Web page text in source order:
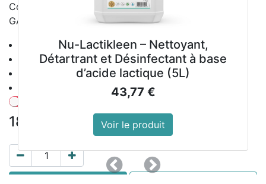
Compatible avec les produits GN de la gamme
GASTRO M
Référence : GR707
Matériel : Acier inoxydable AISI 304
Poids : 800 g
Dimensions : 100(H) x 176(l) x 162(P) mm
Montrer les prix avec la taxe inclue
18,89 hors TVA
Nu-Lactikleen – Nettoyant,
Détartrant et Désinfectant à base
d’acide lactique (5L)
43,77 €
Voir le produit
PrécedentSuivant